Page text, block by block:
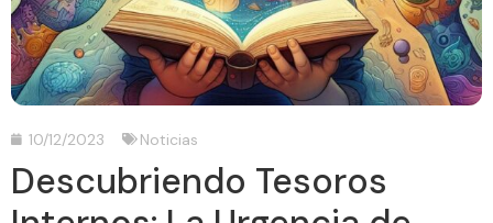
10/12/2023 Noticias
Descubriendo Tesoros